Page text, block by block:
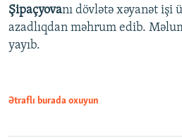
Şipaçyovanı dövlətə xəyanət işi
azadlıqdan məhrum edib.
yayıb.
Ətraflı burada oxuyun